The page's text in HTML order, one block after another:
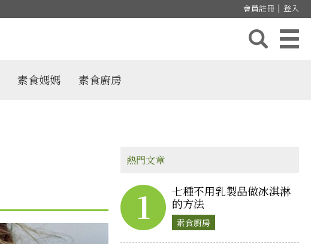
會員註冊 | 登入
素食媽媽 素食廚房
熱門文章
1
七種不用乳製品做冰淇淋
的方法
素食廚房